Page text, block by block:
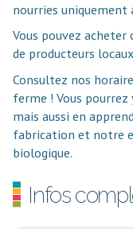
nourries uniquement
Vous pouvez
de producteurs
Consultez nos
ferme ! Vous
mais aussi en
fabrication et notre
biologique.
Infos